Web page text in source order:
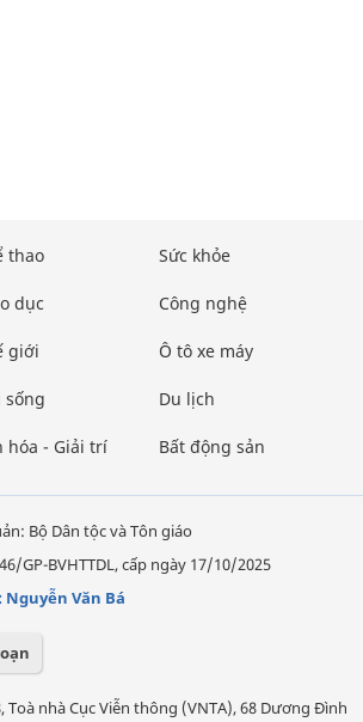
thao
dục
giới
hóa - Giải trí
Sức khỏe
Công nghệ
Ô tô xe máy
Du lịch
Bất động sản
Bộ Dân tộc và Tôn giáo
GP-BVHTTDL, cấp ngày 17/10/2025
Văn Bá
Toà nhà Cục Viễn thông (VNTA), 68 Dương Đình